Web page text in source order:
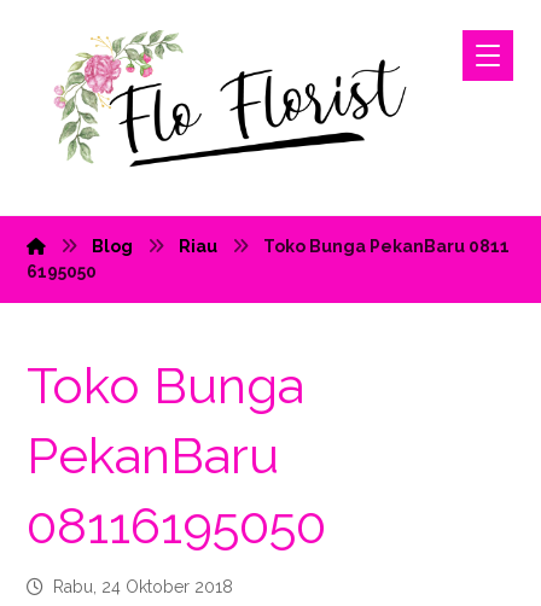
Blog Riau
Toko Bunga PekanBaru 0811
6195050
Toko Bunga
PekanBaru
08116195050
Rabu, 24 Oktober 2018